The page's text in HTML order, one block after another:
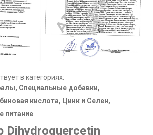
в категориях:
, Специальные добавки,
кислота, Цинк и Селен,
питание
Dihydroquercetin